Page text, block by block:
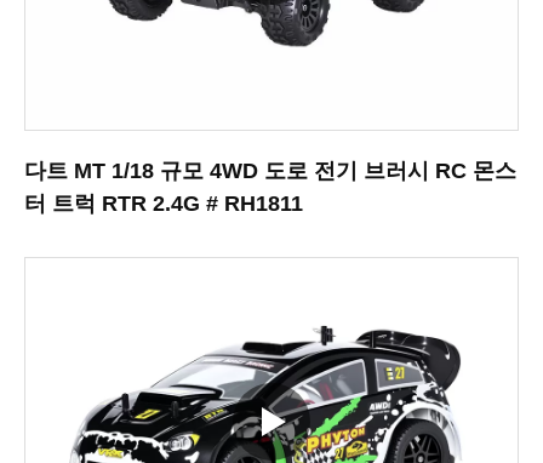
다트 MT 1/18 규모 4WD 도로 전기 브러시 RC 몬스
터 트럭 RTR 2.4G # RH1811